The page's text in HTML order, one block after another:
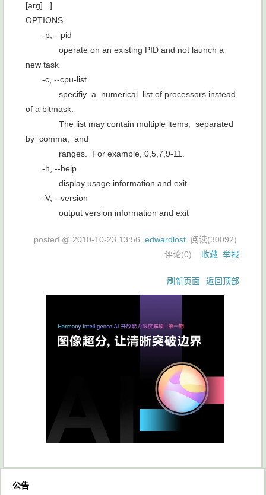
[arg]...]
OPTIONS
-p, --pid
operate on an existing PID and not launch a
new task
-c, --cpu-list
specifiy a numerical list of processors instead
of a bitmask.
The list may contain multiple items, separated
by comma, and
ranges. For example, 0,5,7,9-11.
-h, --help
display usage information and exit
-V, --version
output version information and exit
posted @ 2010-10-23 13:56 edwardlost 阅读(30092)
评论(0) 收藏 举报
刷新页面 返回顶部
公告